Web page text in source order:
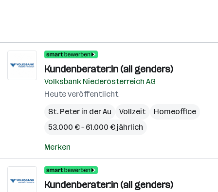
Kundenberater:in (all genders)
Volksbank Niederösterreich AG
Heute veröffentlicht
St. Peter in der Au
Vollzeit
Homeoffice
53.000 € – 61.000 € jährlich
Merken
Kundenberater:in (all genders)